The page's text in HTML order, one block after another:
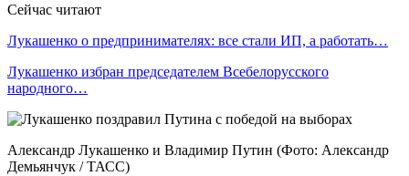
Сейчас читают
Лукашенко о предпринимателях: все стали ИП, а работать…
Лукашенко избран председателем Всебелорусского
народного…
Александр Лукашенко и Владимир Путин (Фото: Александр
Демьянчук / ТАСС)